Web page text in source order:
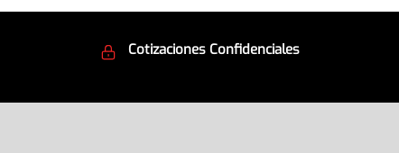
Cotizaciones Confidenciales